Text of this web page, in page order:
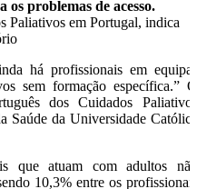
problemas de acesso.
há profissionais em equipas
sem formação específica.” O
dos Cuidados Paliativos
Saúde da Universidade Católica
que atuam com adultos não
10,3% entre os profissionais